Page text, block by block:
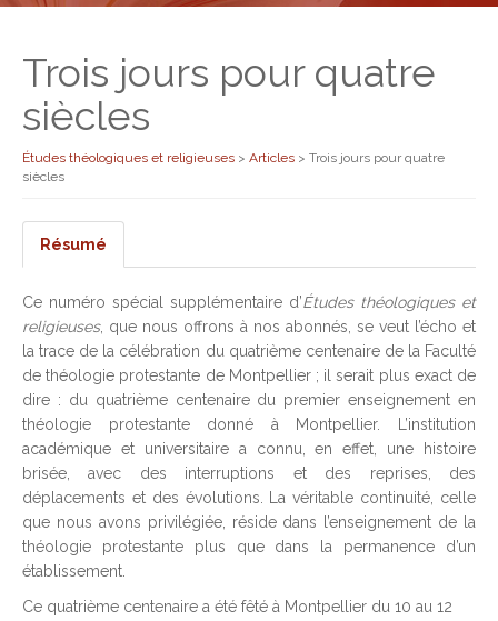
Trois jours pour quatre
siècles
Études théologiques et religieuses > Articles > Trois jours pour quatre
siècles
Résumé
Ce numéro spécial supplémentaire d’Études théologiques et
religieuses, que nous offrons à nos abonnés, se veut l’écho et
la trace de la célébration du quatrième centenaire de la Faculté
de théologie protestante de Montpellier ; il serait plus exact de
dire : du quatrième centenaire du premier enseignement en
théologie protestante donné à Montpellier. L’institution
académique et universitaire a connu, en effet, une histoire
brisée, avec des interruptions et des reprises, des
déplacements et des évolutions. La véritable continuité, celle
que nous avons privilégiée, réside dans l’enseignement de la
théologie protestante plus que dans la permanence d’un
établissement.
Ce quatrième centenaire a été fêté à Montpellier du 10 au 12